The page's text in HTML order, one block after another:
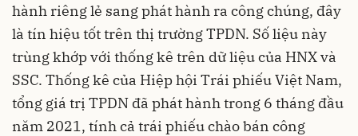
hành riêng lẻ sang phát hành ra công chúng, đây
là tín hiệu tốt trên thị trường TPDN. Số liệu này
trùng khớp với thống kê trên dữ liệu của HNX và
SSC. Thống kê của Hiệp hội Trái phiếu Việt Nam,
tổng giá trị TPDN đã phát hành trong 6 tháng đầu
năm 2021, tính cả trái phiếu chào bán công